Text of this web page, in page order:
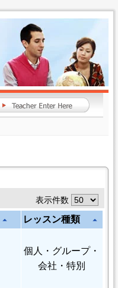
表示件数
arrow_drop_up レッスン種類 arrow_drop_up
個人
・グループ・
会社・特別